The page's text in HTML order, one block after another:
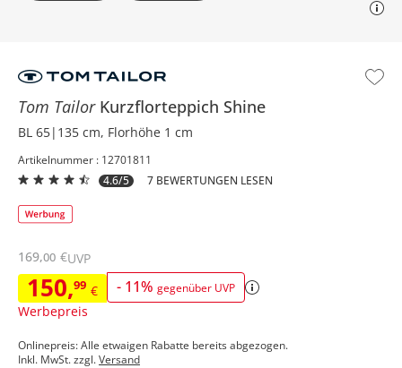
Tom Tailor Kurzflorteppich Shine
BL 65|135 cm, Florhöhe 1 cm
Artikelnummer : 12701811
4.6/5
7 BEWERTUNGEN LESEN
150,99 € - 11% gegenüber UVP
Werbepreis
169,00 €UVP
Onlinepreis: Alle etwaigen Rabatte bereits abgezogen.
Inkl. MwSt. zzgl.Versand